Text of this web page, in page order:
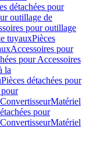
détachées pour
outillage de
pour outillage
tuyauxPièces
Accessoires pour
pour Accessoires
la
Pièces détachées pour
pour
Matériel
pour
Matériel